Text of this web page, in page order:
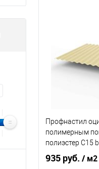
В
Профнастил
полимерным
полиэстер С15
0,7х1180мм RAL
слоновая кость
935 руб. / м2